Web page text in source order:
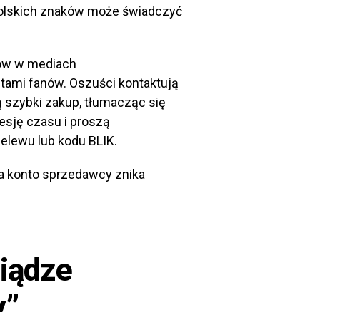
znaków może świadczyć
w mediach
fanów. Oszuści kontaktują
zakup, tłumacząc się
czasu i proszą
lub kodu BLIK.
konto sprzedawcy znika